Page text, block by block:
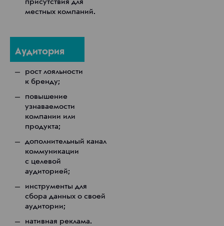
присутствия для
местных компаний.
Аудитория
рост лояльности
к бренду;
повышение
узнаваемости
компании или
продукта;
дополнительный канал
коммуникации
с целевой
аудиторией;
инструменты для
сбора данных о своей
аудитории;
нативная реклама.